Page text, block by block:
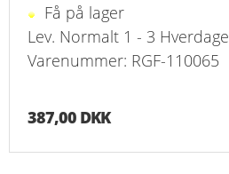
Få på lager
Lev. Normalt 1 - 3 Hverdage
Varenummer: RGF-110065
387,00 DKK